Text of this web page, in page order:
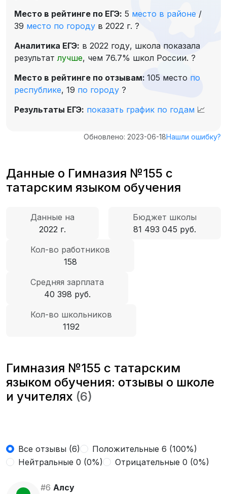
Место в рейтинге по ЕГЭ: 5 место в районе /
39 место по городу в 2022 г. ?
Аналитика ЕГЭ: в 2022 году, школа показала
результатлучше, чем 76.7% школ России. ?
Место в рейтинге по отзывам: 105 место по
республике, 19 по городу ?
Результаты ЕГЭ: показать график по годам 📈
Обновлено: 2023-06-18Нашли ошибку?
Данные о Гимназия №155 с
татарским языком обучения
Данные на
2022 г.
Бюджет школы
81 493 045 руб.
Кол-во работников
158
Средняя зарплата
40 398 руб.
Кол-во школьников
1192
Гимназия №155 с татарским
языком обучения: отзывы о школе
и учителях (6)
Все отзывы (6)
Положительные 6 (100%)
Нейтральные 0 (0%)
Отрицательные 0 (0%)
#6 Алсу